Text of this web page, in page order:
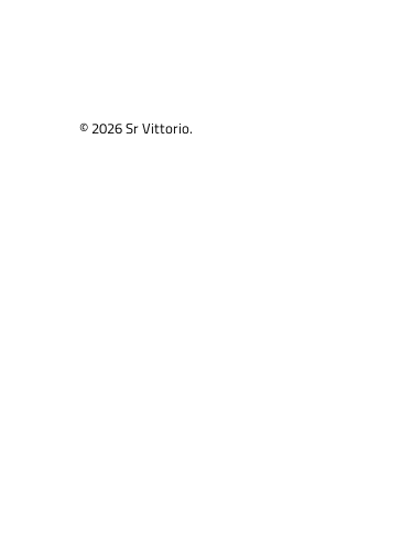
© 2026Sr Vittorio.